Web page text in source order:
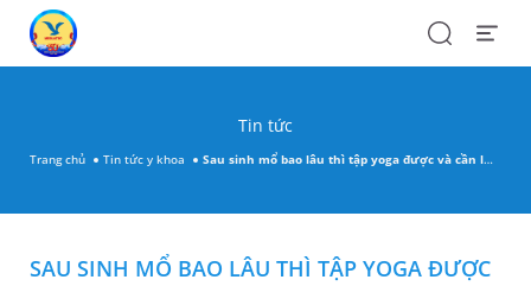
SearchOpen
Tin tức
Trang chủ Tin tức y khoa Sau sinh mổ bao lâu thì tập yoga được và cần lưu ý gì?
SAU SINH MỔ BAO LÂU THÌ TẬP YOGA ĐƯỢC